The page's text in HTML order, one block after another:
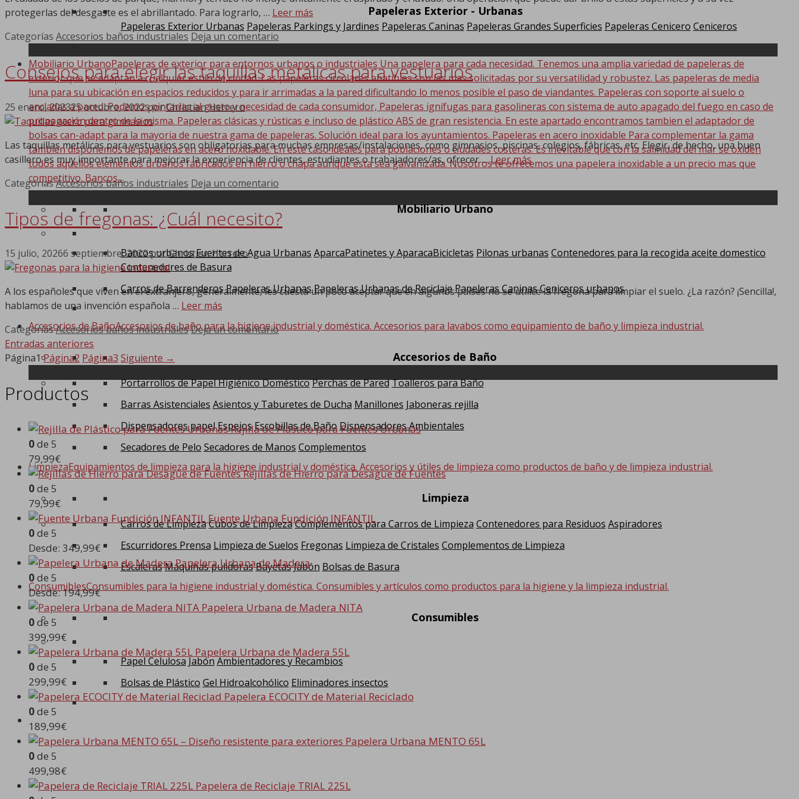
Papeleras Exterior - Urbanas
Papeleras Exterior Urbanas Papeleras Parkings y Jardines Papeleras Caninas Papeleras Grandes Superficies Papeleras Cenicero Ceniceros
Mobiliario UrbanoPapeleras de exterior para entornos urbanos o industriales Una papelera para cada necesidad. Tenemos una amplia variedad de papeleras de
exterior que se adaptan a cualquier estilo de ciudad. Las papeleras circulares abatibles son las mas solicitadas por su versatilidad y robustez. Las papeleras de media
luna para su ubicación en espacios reducidos y para ir arrimadas a la pared dificultando lo menos posible el paso de viandantes. Papeleras con soporte al suelo o
ancladas a pared. Podemos pintarlas al gusto y necesidad de cada consumidor, Papeleras ignífugas para gasolineras con sistema de auto apagado del fuego en caso de
propagación dentro de la misma. Papeleras clásicas y rústicas e incluso de plástico ABS de gran resistencia. En este apartado encontramos tambien el adaptador de
bolsas can-adapt para la mayoria de nuestra gama de papeleras. Solución ideal para los ayuntamientos. Papeleras en acero inoxidable Para complementar la gama
también disponemos de papeleras en acero noxidable. En este caso ideales para poblaciones o ciudades costeras. Es inevitable que con la salinidad del mar se oxiden
todos aquellos elementos urbanos fabricados en hierro o chapa aunque esta sea galvanizada. Nosotros te ofrecemos una papelera inoxidable a un precio mas que
competitivo. Bancos…
Mobiliario Urbano
Bancos urbanosFuentes de Agua Urbanas AparcaPatinetes y AparacaBicicletas Pilonas urbanas Contenedores para la recogida aceite domestico
Contenedores de Basura
Carros de BarrenderosPapeleras Urbanas Papeleras Urbanas de Reciclaje Papeleras CaninasCeniceros urbanos
Accesorios de BañoAccesorios de baño para la higiene industrial y doméstica. Accesorios para lavabos como equipamiento de baño y limpieza industrial.
Accesorios de Baño
Portarrollos de Papel Higiénico DomésticoPerchas de ParedToalleros para Baño
Barras Asistenciales Asientos y Taburetes de Ducha Manillones Jaboneras rejilla
Dispensadores papel Espejos Escobillas de Baño Dispensadores Ambientales
Secadores de Pelo Secadores de Manos Complementos
LimpiezaEquipamientos de limpieza para la higiene industrial y doméstica. Accesorios y útiles de limpieza como productos de baño y de limpieza industrial.
Limpieza
Carros de LimpiezaCubos de LimpiezaComplementos para Carros de Limpieza Contenedores para Residuos Aspiradores
Escurridores Prensa Limpieza de Suelos Fregonas Limpieza de Cristales Complementos de Limpieza
EscalerasMáquinas pulidorasBayetasJabón Bolsas de Basura
ConsumiblesConsumibles para la higiene industrial y doméstica. Consumibles y artículos como productos para la higiene y la limpieza industrial.
Consumibles
Papel CelulosaJabónAmbientadores y Recambios
Bolsas de Plástico Gel Hidroalcohólico Eliminadores insectos
0
protegerlas del desgaste es el abrillantado. Para lograrlo, … Leer más
Categorías Accesorios baños industriales Deja un comentario
Consejos para elegir las taquillas metálicas para vestuarios
25 enero, 202325 octubre, 2022porChristian Herrero
Las taquillas metálicas para vestuarios son obligatorias para muchas empresas/instalaciones, como gimnasios, piscinas, colegios, fábricas, etc. Elegir, de hecho, una buen
casillero es muy importante para mejorar la experiencia de clientes, estudiantes o trabajadores/as, ofrecer …Leer más
CategoríasAccesorios baños industriales Deja un comentario
Tipos de fregonas: ¿Cuál necesito?
15 julio, 20266 septiembre, 2022porChristian Herrero
A los españoles que viven en el extranjero, generalmente, les cuesta un poco aceptar que en algunos países no se utilice la fregona para limpiar el suelo. ¿La razón? ¡Sencilla!,
hablamos de una invención española … Leer más
CategoríasAccesorios baños industrialesDeja un comentario
Entradas anteriores
Página1 Página2 Página3 Siguiente →
Productos
Rejilla de Plástico para Fuentes Urbanas
0de 5
79,99€
Rejillas de Hierro para Desagüe de Fuentes
0de 5
79,99€
Fuente Urbana Fundición INFANTIL
0de 5
Desde: 349,99€
Papelera Urbana de Madera
0de 5
Desde:194,99€
Papelera Urbana de Madera NITA
0de 5
399,99€
Papelera Urbana de Madera 55L
0de 5
299,99€
Papelera ECOCITY de Material Reciclado
0de 5
189,99€
Papelera Urbana MENTO 65L
0de 5
499,98€
Papelera de Reciclaje TRIAL 225L